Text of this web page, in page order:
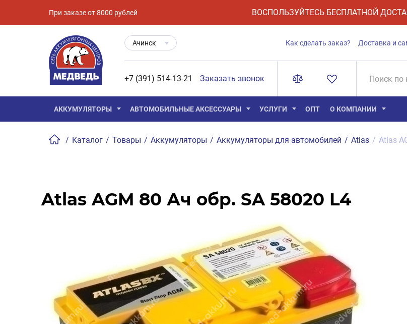
При заказе от 8000 рублей ВОСПОЛЬЗУЙТЕСЬ БЕСПЛАТНОЙ
Ачинск Как сделать заказ? Доставка и
+7 (391) 514-13-21 Заказать звонок
АККУМУЛЯТОРЫ АВТОМОБИЛЬНЫЕ АКСЕССУАРЫ УСЛУГИ ОПТ О КОМПАНИИ
/ Каталог / Товары / Аккумуляторы / Аккумуляторы для автомобилей / Atlas / Atlas
Atlas AGM 80 Ач обр. SA 58020 L4